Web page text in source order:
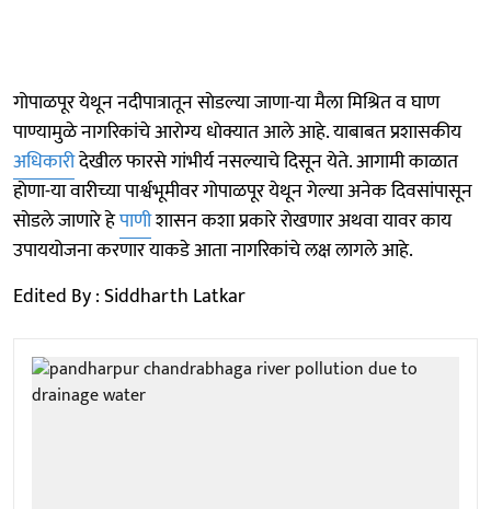
गोपाळपूर येथून नदीपात्रातून साेडल्या जाणा-या मैला मिश्रित व घाण
पाण्यामुळे नागरिकांचे आराेग्य धाेक्यात आले आहे. याबाबत प्रशासकीय
अधिकारीदेखील फारसे गांभीर्य नसल्याचे दिसून येते. आगामी काळात
हाेणा-या वारीच्या पार्श्वभूमीवर गोपाळपूर येथून गेल्या अनेक दिवसांपासून
साेडले जाणारे हेपाणीशासन कशा प्रकारे राेखणार अथवा यावर काय
उपाययोजना करणार याकडे आता नागरिकांचे लक्ष लागले आहे.
Edited By : Siddharth Latkar